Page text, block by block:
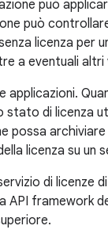
può
può
licenza per
a eventuali altri
di licenza
possa
licenza su un
di licenze
framework